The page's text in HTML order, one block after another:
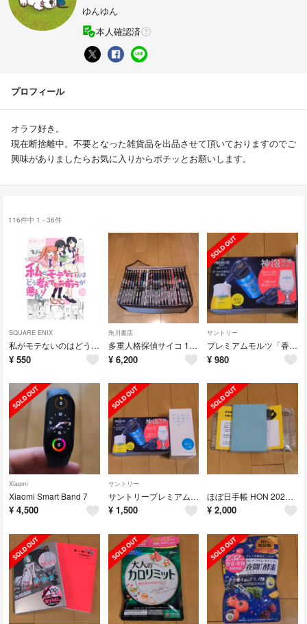
ゆんゆん
本人確認済
プロフィール
オラフ好き。
現在断捨離中。不要となった雑貨品を出品させて頂いておりますのでご
興味がありましたらお気に入りからポチッとお願いします。
116件中 1 - 36件
SQUARE ENIX
私がモテないのはどう考えてもお前らが悪い！最新28巻
¥ 550
角川書店
多重人格探偵サイコ 1〜24巻 全巻セット
¥ 6,200
サントリー
プレミアムモルツ「香る」エール神泡体感キット
¥ 980
Xiaomi
Xiaomi Smart Band 7
¥ 4,500
サントリー
サントリープレミアムモルツ 神泡体感キット＋グラス
¥ 1,500
ほぼ日手帳 HON 2026 株主優待限定色
¥ 2,000